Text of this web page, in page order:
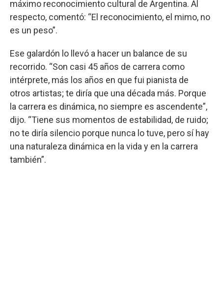
máximo reconocimiento cultural de Argentina. Al
respecto, comentó: “El reconocimiento, el mimo, no
es un peso”.
Ese galardón lo llevó a hacer un balance de su
recorrido. “Son casi 45 años de carrera como
intérprete, más los años en que fui pianista de
otros artistas; te diría que una década más. Porque
la carrera es dinámica, no siempre es ascendente”,
dijo. “Tiene sus momentos de estabilidad, de ruido;
no te diría silencio porque nunca lo tuve, pero sí hay
una naturaleza dinámica en la vida y en la carrera
también”.